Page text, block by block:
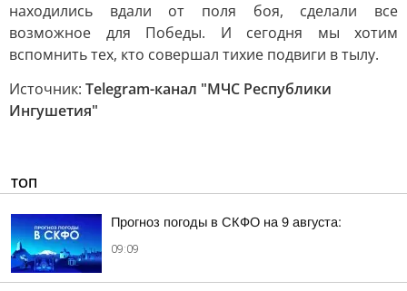
находились вдали от поля боя, сделали все
возможное для Победы. И сегодня мы хотим
вспомнить тех, кто совершал тихие подвиги в тылу.
Источник: Telegram-канал "МЧС Республики
Ингушетия"
ТОП
Прогноз погоды в СКФО на 9 августа:
09:09